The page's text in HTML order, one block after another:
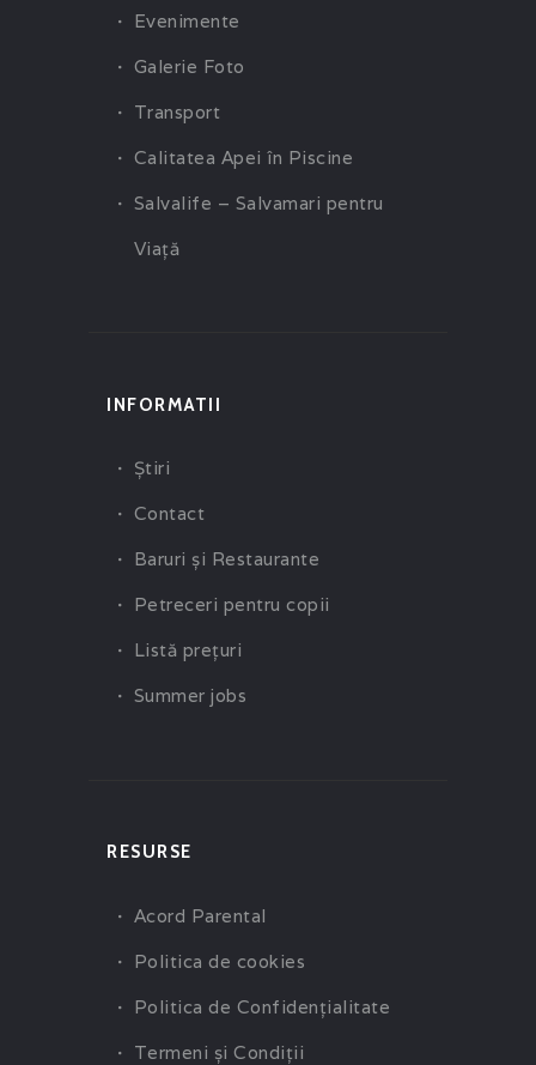
Evenimente
Galerie Foto
Transport
Calitatea Apei în Piscine
Salvalife – Salvamari pentru
Viaţă
INFORMATII
Ştiri
Contact
Baruri şi Restaurante
Petreceri pentru copii
Listă preţuri
Summer jobs
RESURSE
Acord Parental
Politica de cookies
Politica de Confidenţialitate
Termeni şi Condiţii